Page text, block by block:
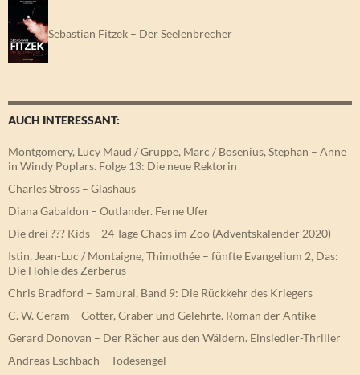
Sebastian Fitzek – Der Seelenbrecher
AUCH INTERESSANT:
Montgomery, Lucy Maud / Gruppe, Marc / Bosenius, Stephan – Anne
in Windy Poplars. Folge 13: Die neue Rektorin
Charles Stross – Glashaus
Diana Gabaldon – Outlander. Ferne Ufer
Die drei ??? Kids – 24 Tage Chaos im Zoo (Adventskalender 2020)
Istin, Jean-Luc / Montaigne, Thimothée – fünfte Evangelium 2, Das:
Die Höhle des Zerberus
Chris Bradford – Samurai, Band 9: Die Rückkehr des Kriegers
C. W. Ceram – Götter, Gräber und Gelehrte. Roman der Antike
Gerard Donovan – Der Rächer aus den Wäldern. Einsiedler-Thriller
Andreas Eschbach – Todesengel